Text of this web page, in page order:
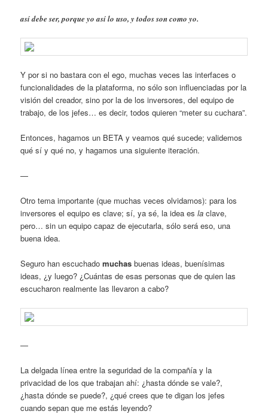
así debe ser, porque yo así lo uso, y todos son como yo.
Y por si no bastara con el ego, muchas veces las interfaces o
funcionalidades de la plataforma, no sólo son influenciadas por la
visión del creador, sino por la de los inversores, del equipo de
trabajo, de los jefes… es decir, todos quieren “meter su cuchara”.
Entonces, hagamos un BETA y veamos qué sucede; validemos
qué sí y qué no, y hagamos una siguiente iteración.
—
Otro tema importante (que muchas veces olvidamos): para los
inversores el equipo es clave; sí, ya sé, la idea esla clave,
pero… sin un equipo capaz de ejecutarla, sólo será eso, una
buena idea.
Seguro han escuchadomuchas buenas ideas, buenísimas
ideas, ¿y luego? ¿Cuántas de esas personas que de quien las
escucharon realmente las llevaron a cabo?
—
La delgada línea entre la seguridad de la compañía y la
privacidad de los que trabajan ahí: ¿hasta dónde se vale?,
¿hasta dónde se puede?, ¿qué crees que te digan los jefes
cuando sepan que me estás leyendo?